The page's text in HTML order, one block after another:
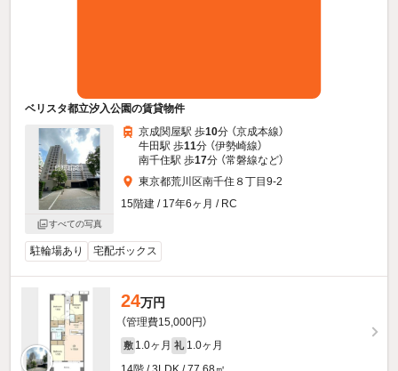
ベリスタ都立汐入公園の賃貸物件
すべての写真
京成関屋駅 歩10分 （京成本線）
牛田駅 歩11分 （伊勢崎線）
南千住駅 歩17分 （常磐線など）
東京都荒川区南千住８丁目9-2
15階建 / 17年6ヶ月 / RC
駐輪場あり 宅配ボックス
24万円
（管理費15,000円）
敷 1.0ヶ月 礼 1.0ヶ月